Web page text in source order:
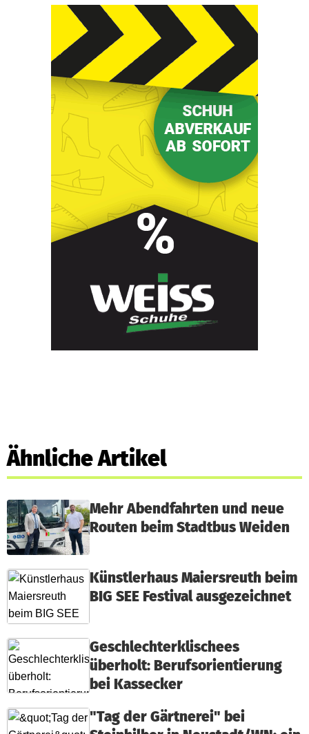
Ähnliche Artikel
Mehr Abendfahrten und neue
Routen beim Stadtbus Weiden
Künstlerhaus Maiersreuth beim
BIG SEE Festival ausgezeichnet
Geschlechterklischees
überholt: Berufsorientierung
bei Kassecker
"Tag der Gärtnerei" bei